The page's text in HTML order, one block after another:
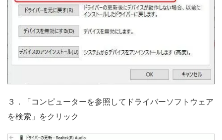
３．「コンピューターを参照してドライバーソフトウェア
を検索」をクリック